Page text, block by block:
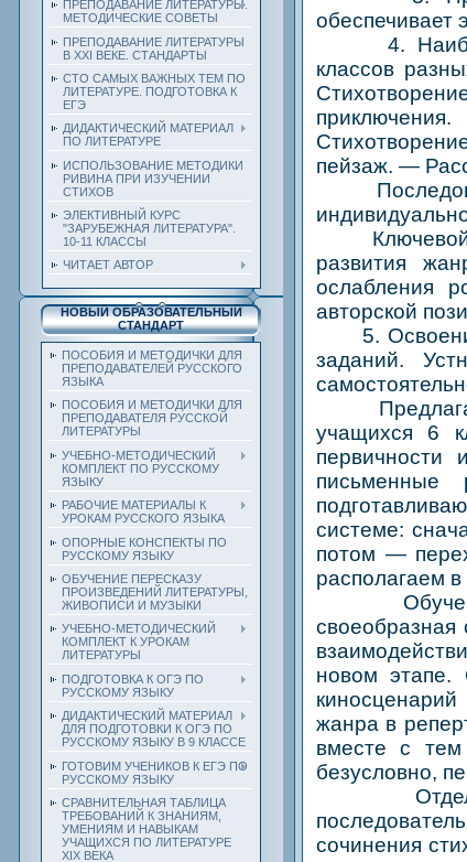
ПРЕПОДАВАНИЕ ЛИТЕРАТУРЫ.
МЕТОДИЧЕСКИЕ СОВЕТЫ
ПРЕПОДАВАНИЕ ЛИТЕРАТУРЫ
В XXI ВЕКЕ. СТАНДАРТЫ
СТО САМЫХ ВАЖНЫХ ТЕМ ПО
ЛИТЕРАТУРЕ. ПОДГОТОВКА К
ЕГЭ
ДИДАКТИЧЕСКИЙ МАТЕРИАЛ
ПО ЛИТЕРАТУРЕ
ИСПОЛЬЗОВАНИЕ МЕТОДИКИ
РИВИНА ПРИ ИЗУЧЕНИИ
СТИХОВ
ЭЛЕКТИВНЫЙ КУРС
"ЗАРУБЕЖНАЯ ЛИТЕРАТУРА".
10-11 КЛАССЫ
ЧИТАЕТ АВТОР
НОВЫЙ ОБРАЗОВАТЕЛЬНЫЙ
СТАНДАРТ
ПОСОБИЯ И МЕТОДИЧКИ ДЛЯ
ПРЕПОДАВАТЕЛЕЙ РУССКОГО
ЯЗЫКА
ПОСОБИЯ И МЕТОДИЧКИ ДЛЯ
ПРЕПОДАВАТЕЛЯ РУССКОЙ
ЛИТЕРАТУРЫ
УЧЕБНО-МЕТОДИЧЕСКИЙ
КОМПЛЕКТ ПО РУССКОМУ
ЯЗЫКУ
РАБОЧИЕ МАТЕРИАЛЫ К
УРОКАМ РУССКОГО ЯЗЫКА
ОПОРНЫЕ КОНСПЕКТЫ ПО
РУССКОМУ ЯЗЫКУ
ОБУЧЕНИЕ ПЕРЕСКАЗУ
ПРОИЗВЕДЕНИЙ ЛИТЕРАТУРЫ,
ЖИВОПИСИ И МУЗЫКИ
УЧЕБНО-МЕТОДИЧЕСКИЙ
КОМПЛЕКТ К УРОКАМ
ЛИТЕРАТУРЫ
ПОДГОТОВКА К ОГЭ ПО
РУССКОМУ ЯЗЫКУ
ДИДАКТИЧЕСКИЙ МАТЕРИАЛ
ДЛЯ ПОДГОТОВКИ К ОГЭ ПО
РУССКОМУ ЯЗЫКУ В 9 КЛАССЕ
ГОТОВИМ УЧЕНИКОВ К ЕГЭ ПО
РУССКОМУ ЯЗЫКУ
СРАВНИТЕЛЬНАЯ ТАБЛИЦА
ТРЕБОВАНИЙ К ЗНАНИЯМ,
УМЕНИЯМ И НАВЫКАМ
УЧАЩИХСЯ ПО ЛИТЕРАТУРЕ
ХIХ ВЕКА
обеспечивает
4.
классов
пейзаж. —
Ключевой
развития
ослабления
авторской
5. Освоение
заданий.
учащихся 6
первичности
системе:
потом —
располагаем
Обучение
своеобразная
новом
жанра в
вместе с
безусловно,
Отдельно
сочинения